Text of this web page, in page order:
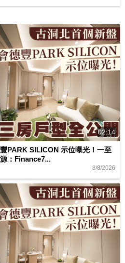
02:14
PARK SILICON 示位曝光！一至
：Finance7...
8/8/2026